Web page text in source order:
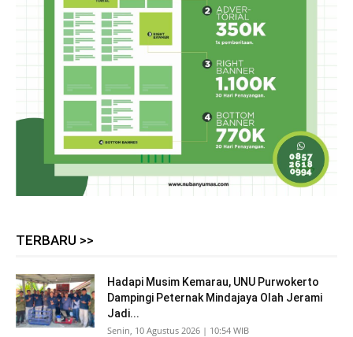
TERBARU >>
Hadapi Musim Kemarau, UNU Purwokerto
Dampingi Peternak Mindajaya Olah Jerami
Jadi...
Senin, 10 Agustus 2026 | 10:54 WIB